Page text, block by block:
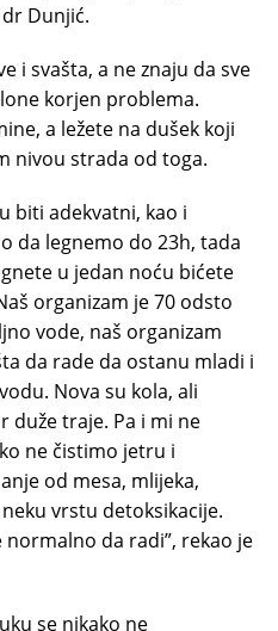
dr Dunjić.
i svašta, a ne znaju da sve
korjen problema.
a ležete na dušek koji
nivou strada od toga.
biti adekvatni, kao i
da legnemo do 23h, tada
u jedan noću bićete
organizam je 70 odsto
vode, naš organizam
da rade da ostanu mladi i
Nova su kola, ali
traje. Pa i mi ne
ne čistimo jetru i
od mesa, mlijeka,
vrstu detoksikacije.
da radi”, rekao je
se nikako ne